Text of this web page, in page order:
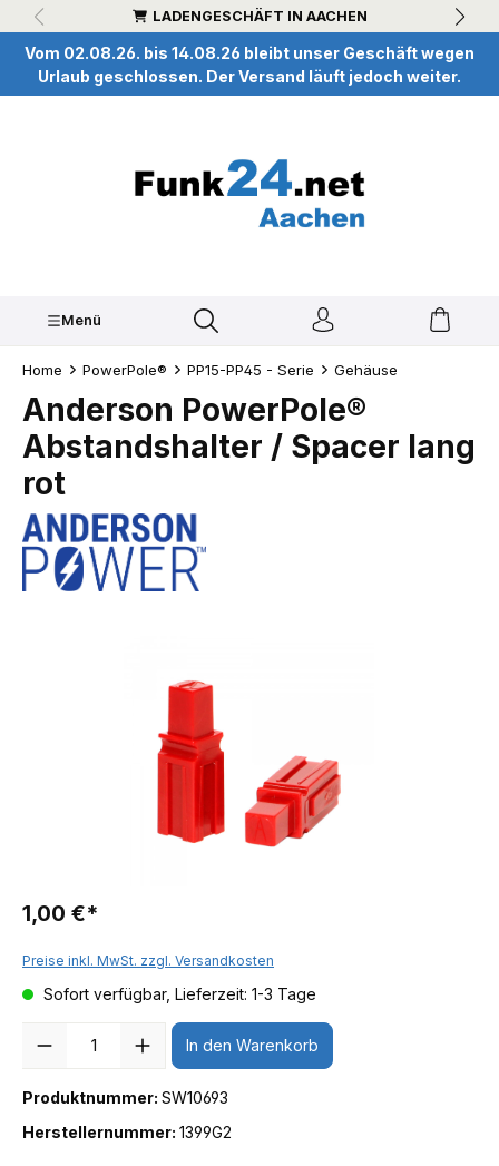
springen LADENGESCHÄFT IN AACHEN
Vom 02.08.26. bis 14.08.26 bleibt unser Geschäft wegen
Urlaub geschlossen. Der Versand läuft jedoch weiter.
Menü
Home PowerPole® PP15-PP45 - Serie Gehäuse
Anderson PowerPole®
Abstandshalter / Spacer lang
rot
1,00 €*
Preise inkl. MwSt. zzgl. Versandkosten
Sofort verfügbar, Lieferzeit: 1-3 Tage
In den Warenkorb
Produktnummer: SW10693
Herstellernummer: 1399G2